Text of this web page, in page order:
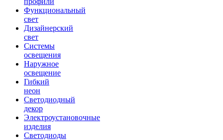
Функциональный
свет
Дизайнерский
свет
Системы
освещения
Наружное
освещение
Гибкий
неон
Светодиодный
декор
Электроустановочные
изделия
Светодиоды